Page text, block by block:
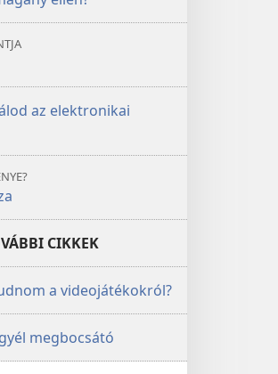
az elektronikai
CIKKEK
a videojátékokról?
megbocsátó